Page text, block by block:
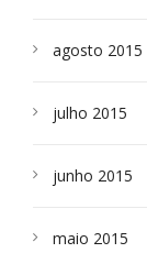
agosto 2015
julho 2015
junho 2015
maio 2015